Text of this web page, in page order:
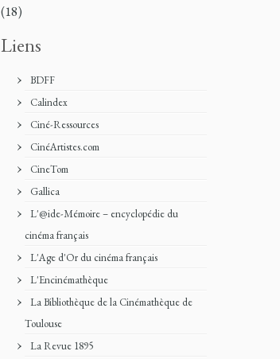
(18)
Liens
BDFF
Calindex
Ciné-Ressources
CinéArtistes.com
CineTom
Gallica
L'@ide-Mémoire – encyclopédie du
cinéma français
L'Age d'Or du cinéma français
L'Encinémathèque
La Bibliothèque de la Cinémathèque de
Toulouse
La Revue 1895